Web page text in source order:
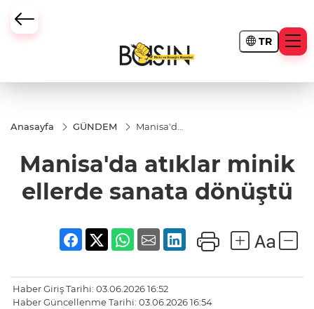
TR
Anasayfa GÜNDEM
Manisa'da
ellerde
sanata
dönüştü
Manisa'da atıklar minik
ellerde sanata dönüştü
Haber Giriş Tarihi: 03.06.2026 16:52
Haber Güncellenme Tarihi: 03.06.2026 16:54